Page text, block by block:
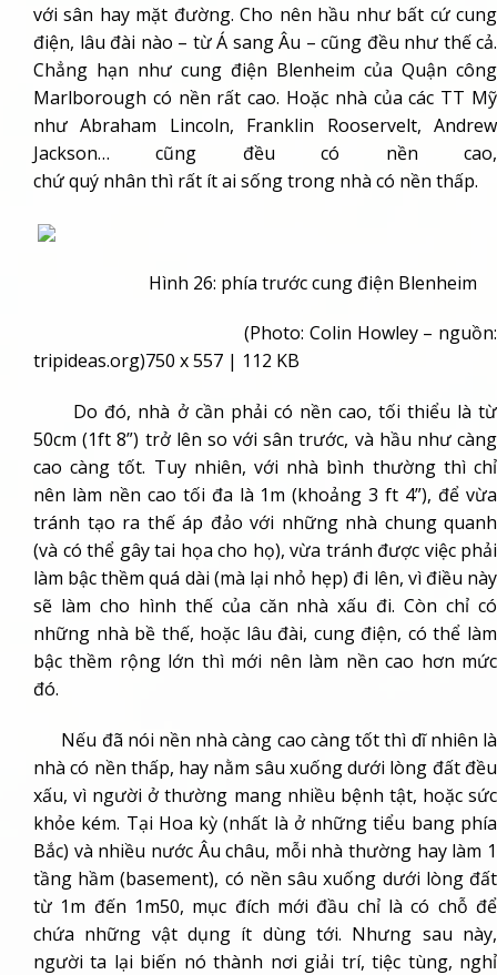
với sân hay mặt đường. Cho nên hầu như bất cứ cung
điện, lâu đài nào – từ Á sang Âu – cũng đều như thế cả.
Chẳng hạn như cung điện Blenheim của Quận công
Marlborough có nền rất cao. Hoặc nhà của các TT Mỹ
như Abraham Lincoln, Franklin Rooservelt, Andrew
Jackson… cũng đều có nền cao,
chứ quý nhân thì rất ít ai sống trong nhà có nền thấp.
Hình 26: phía trước cung điện Blenheim
(Photo: Colin Howley – nguồn:
tripideas.org)750 x 557 | 112 KB
Do đó, nhà ở cần phải có nền cao, tối thiểu là từ
50cm (1ft 8”) trở lên so với sân trước, và hầu như càng
cao càng tốt. Tuy nhiên, với nhà bình thường thì chỉ
nên làm nền cao tối đa là 1m (khoảng 3 ft 4”), để vừa
tránh tạo ra thế áp đảo với những nhà chung quanh
(và có thể gây tai họa cho họ), vừa tránh được việc phải
làm bậc thềm quá dài (mà lại nhỏ hẹp) đi lên, vì điều này
sẽ làm cho hình thế của căn nhà xấu đi. Còn chỉ có
những nhà bề thế, hoặc lâu đài, cung điện, có thể làm
bậc thềm rộng lớn thì mới nên làm nền cao hơn mức
đó.
Nếu đã nói nền nhà càng cao càng tốt thì dĩ nhiên là
nhà có nền thấp, hay nằm sâu xuống dưới lòng đất đều
xấu, vì người ở thường mang nhiều bệnh tật, hoặc sức
khỏe kém. Tại Hoa kỳ (nhất là ở những tiểu bang phía
Bắc) và nhiều nước Âu châu, mỗi nhà thường hay làm 1
tầng hầm (basement), có nền sâu xuống dưới lòng đất
từ 1m đến 1m50, mục đích mới đầu chỉ là có chỗ để
chứa những vật dụng ít dùng tới. Nhưng sau này,
người ta lại biến nó thành nơi giải trí, tiệc tùng, nghỉ